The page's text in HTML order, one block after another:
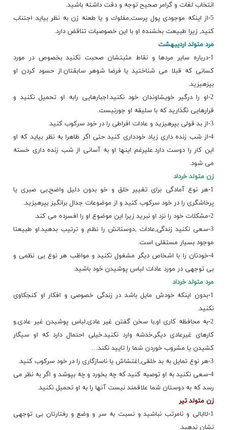
انتخاب لغات و گرامر صحیح توجه و دقت داشته باشید.
5-از اینكه موجودی پول پرست,مفلوك و یا طعنه زن به نظر بیاید اجتناب
كنید, زیرا طبیعت بخشنده او با این خصوصیات تناقض دارد.
مرد متولد اردیبهشت
1-درباره سایر مردها و نقاط مثبتشان صحبت نكنید بخصوص در مورد
كسانی كه قبلا می شناختید یا فرضا شوهر سابقتان.از حسود كردن او
بپزهیزید.
2-او را درگیر خویشاوندان خود نكنید.اجبارهایی رابه او تحمیل نكنید و
قرارهایی نگذارید كه با سلیقه او جورنیست.
3-از بد قولی بپرهیزید و عادات افراطی را در خود سركوب كنید.
4-از شب زنده داری زیاد خودداری كنید حتی اگر ظاهرا به نظر بیاید كه او
این كار را دوست دارد.علیرغم اینها او به آسانی از شب زنده داری خسته
می شود.
زن متولد خرداد
1-هر نوع آمادگی برای تغییر خلق و خو بدون دلیل واضح,بی صبری یا
پرخاشگری را در خود سركوب كنید و از موضوعات جدال برانگیز بپرهیزید.
2-مشكلات خود را نزد او نبرید زیرا این موضوع او را افسرده می كند.
3-سعی نكنید زندگی,عادات ,دوستانش را نظم و ترتیب بدهید.او طبیعتا
موجود بسیار مستقلی است.
4-خودتان را با اشخاص دیگر مشغول نكنید و مواظب هر نوع بی نظمی و
بی توجهی در مورد عادات لباس پوشیدن خود باشید.
مرد متولد خرداد
1-بدون اینكه خودش مایل باشد در زندگی خصوصی و افكار او كنجكاوی
نكنید.
2-به محافظه كاری او,با سخن گفتن غیر عادی,لباس پوشیدن غیر عادی,و
كارهای غیرعادی دیگر,خدشه وارد نكنید.خیلی احتمال دارد كه او سیگار
كشیدن یا مشروب خوردن شما را تایید نكند…
3-هر نوع تمایل به بد خلقی,اغتشاش یا ناسازگاری را در خود سركوب كنید.
4-سعی نكنید به او توصیه كنید كه چه بخورد و چه بپوشد و اگر به نظر می
رسد كه به دوستان شما علاقمند نیست آنها را به او تحمیل نكنید.
زن متولد تیر
1-لاابالی و نامرتب نباشید و نسبت به سر و وضع و رفتارتان بی توجهی
نشان ندهید.